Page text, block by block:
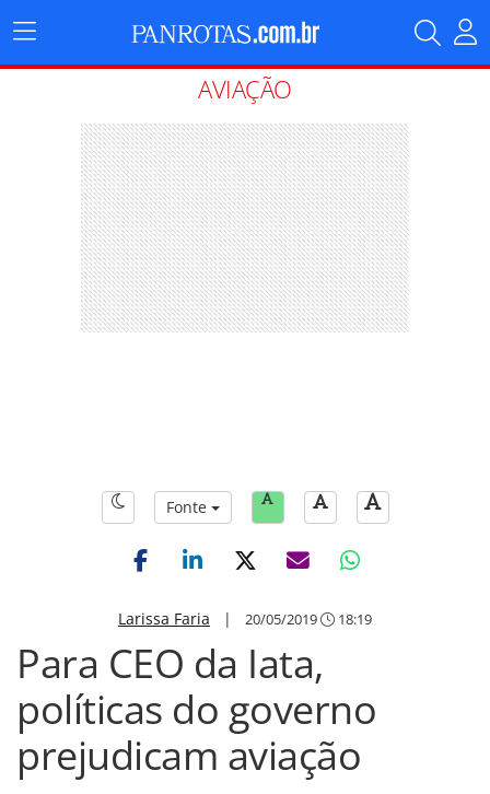
Menu
Principal
AVIAÇÃO
Fonte
Larissa Faria | 20/05/2019 18:19
Para CEO da Iata,
políticas do governo
prejudicam aviação